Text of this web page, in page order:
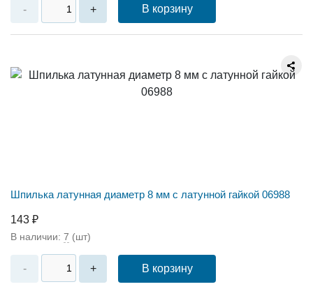
- + В корзину
Шпилька латунная диаметр 8 мм с латунной гайкой 06988
143 ₽
В наличии: 7 (шт)
- + В корзину